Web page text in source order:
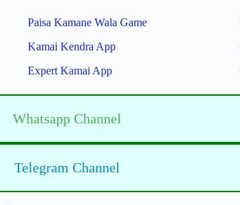
Paisa Kamane Wala Game
Kamai Kendra App
Expert Kamai App
Whatsapp Channel
Telegram Channel